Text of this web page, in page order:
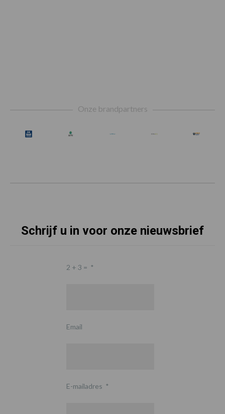
Onze brandpartners
Schrijf u in voor onze nieuwsbrief
2 + 3 = *
Email
E-mailadres *